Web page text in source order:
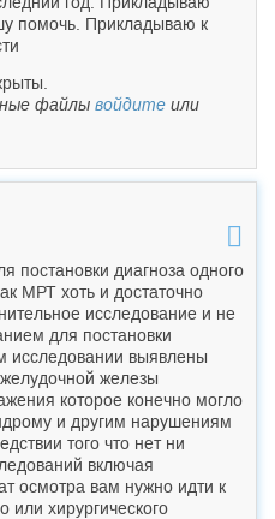
помочь. Прикладываю к
файлы войдите или
постановки диагноза одного
МРТ хоть и достаточно
исследование и не
для постановки
исследовании выявлены
железы
которое конечно могло
и другим нарушениям
того что нет ни
включая
осмотра вам нужно идти к
или хирургического